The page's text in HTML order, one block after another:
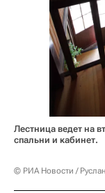
Лестница ведет на
спальни и кабинет.
© РИА Новости /